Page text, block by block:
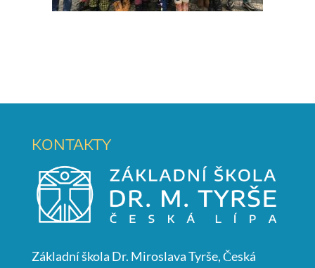
KONTAKTY
Základní škola Dr. Miroslava Tyrše, Česká